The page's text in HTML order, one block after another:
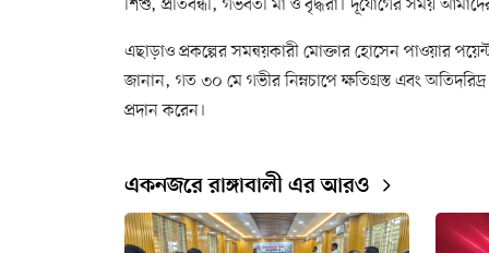
শিশু, প্রতিবন্ধী, গর্ভবতী মা ও বৃদ্ধরা। দূর্যোগের সময়
এছাড়াও প্রকল্পের সমন্বয়কারী মোক্তার হোসেন পাওয়ার
জানান, গত ৩০ মে গভীর নিম্নচাপে ক্ষতিগ্রস্ত এবং
প্রদান করেন।
একনজরে রাঙ্গাবালী এর আরও